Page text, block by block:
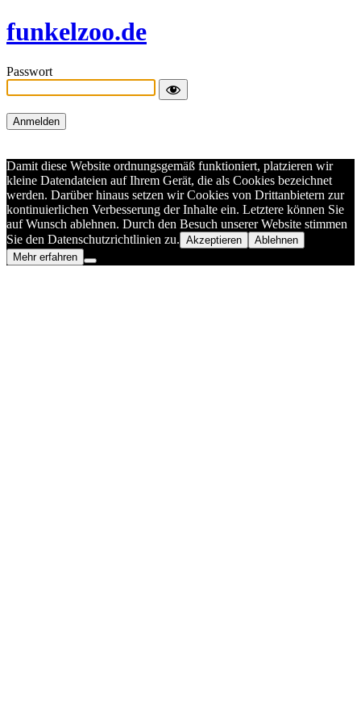
funkelzoo.de
Passwort
Damit diese Website ordnungsgemäß funktioniert, platzieren wir
kleine Datendateien auf Ihrem Gerät, die als Cookies bezeichnet
werden. Darüber hinaus setzen wir Cookies von Drittanbietern zur
kontinuierlichen Verbesserung der Inhalte ein. Letztere können Sie
auf Wunsch ablehnen. Durch den Besuch unserer Website stimmen
Sie den Datenschutzrichtlinien zu. Akzeptieren
Ablehnen
Mehr erfahren